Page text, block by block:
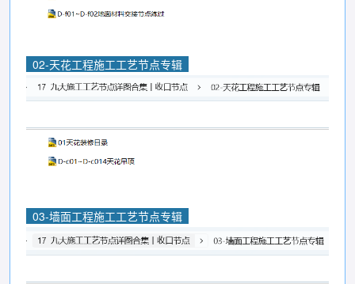
02-天花工程施工工艺节点专辑
03-墙面工程施工工艺节点专辑